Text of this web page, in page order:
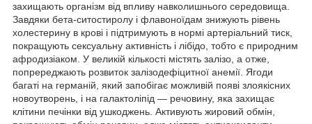
захищають організм від впливу навколишнього середовища.
Завдяки бета-ситостиролу і флавоноїдам знижують рівень
холестерину в крові і підтримують в нормі артеріальний тиск,
покращують сексуальну активність і лібідо, тобто є природним
афродизіаком. У великій кількості містять залізо, а отже,
попререджають розвиток залізодефіцитної анемії. Ягоди
багаті на германій, який запобігає можливій появі злоякісних
новоутворень, і на галактоліпід — речовину, яка захищає
клітини печінки від ушкоджень. Активують жировий обмін,